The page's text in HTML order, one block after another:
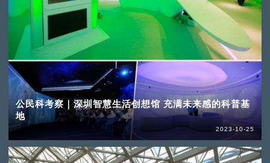
公民科考察｜深圳智慧生活创想馆 充满未来感的科普基
地
2023-10-25